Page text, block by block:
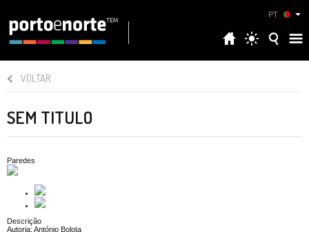
PT
VOLTAR
SEM TITULO
Paredes
Descrição
Autoria: António Bolota